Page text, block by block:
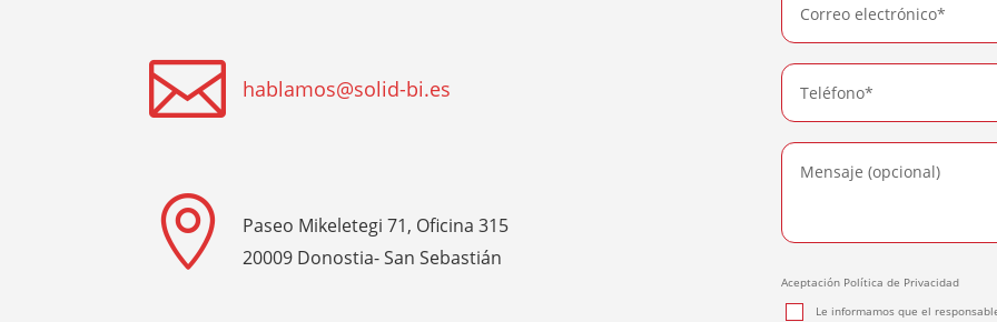
 hablamos@solid-bi.es

Paseo Mikeletegi 71, Oficina 315
20009 Donostia- San Sebastián
Aceptación Política de Privacidad
Le informamos que el